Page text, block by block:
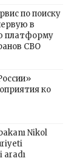
по поиску
в
платформу
СВО
ко
Nikol
aradı